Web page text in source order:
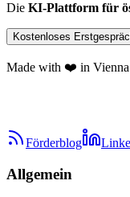
Die KI-Plattform für
Kostenloses
Made with ❤️ in Vienna
Förderblog
Allgemein